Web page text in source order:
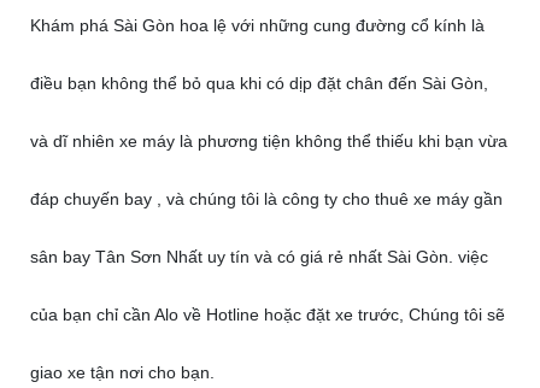
Khám phá Sài Gòn hoa lệ với những cung đường cổ kính là
điều bạn không thể bỏ qua khi có dịp đặt chân đến Sài Gòn,
và dĩ nhiên xe máy là phương tiện không thể thiếu khi bạn vừa
đáp chuyến bay , và chúng tôi là công ty cho thuê xe máy gần
sân bay Tân Sơn Nhất uy tín và có giá rẻ nhất Sài Gòn. việc
của bạn chỉ cần Alo về Hotline hoặc đặt xe trước, Chúng tôi sẽ
giao xe tận nơi cho bạn.